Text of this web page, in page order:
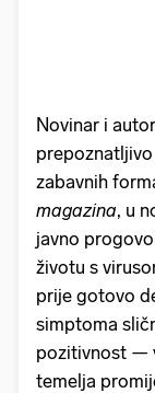
Novinar i
zabavnih
magazina, u
javno
životu s
prije gotovo
simptoma
pozitivnost —
temelja